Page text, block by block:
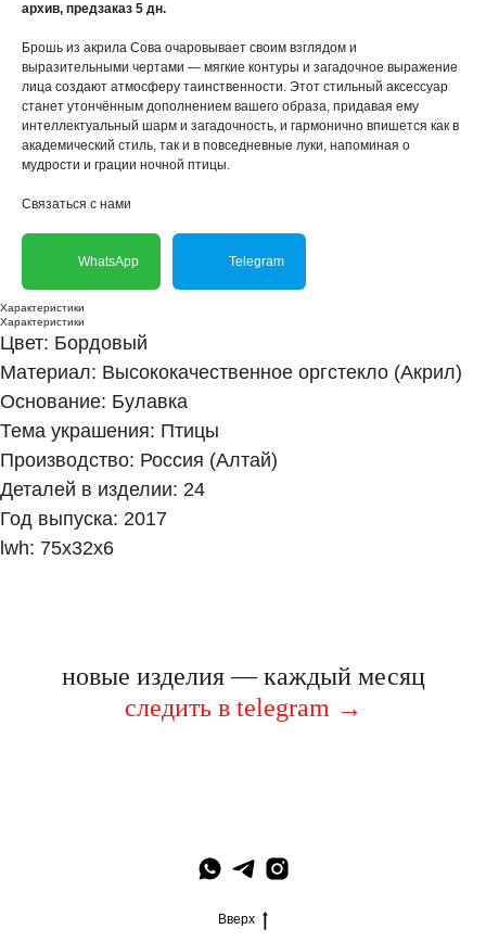
архив, предзаказ 5 дн.
Брошь из акрила Сова очаровывает своим взглядом и
выразительными чертами — мягкие контуры и загадочное выражение
лица создают атмосферу таинственности. Этот стильный аксессуар
станет утончённым дополнением вашего образа, придавая ему
интеллектуальный шарм и загадочность, и гармонично впишется как в
академический стиль, так и в повседневные луки, напоминая о
мудрости и грации ночной птицы.
Связаться с нами
WhatsApp Telegram
Характеристики
Характеристики
Цвет: Бордовый
Материал: Высококачественное оргстекло (Акрил)
Основание: Булавка
Тема украшения: Птицы
Производство: Россия (Алтай)
Деталей в изделии: 24
Год выпуска: 2017
lwh: 75x32x6
новые изделия — каждый месяц
следить в telegram →
Вверх